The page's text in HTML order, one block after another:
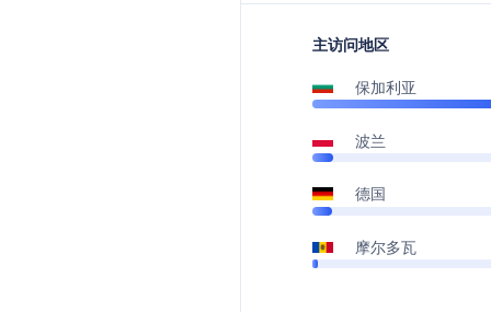
主访问地区
保加利亚
波兰
德国
摩尔多瓦